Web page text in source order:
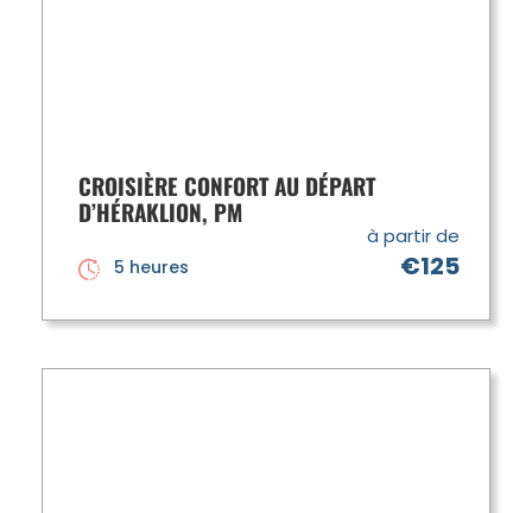
CROISIÈRE CONFORT AU DÉPART
D’HÉRAKLION, PM
à partir de
€125
5 heures